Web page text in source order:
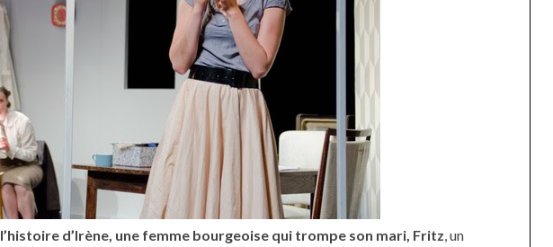
l’histoire d’Irène, une femme bourgeoise qui trompe son mari, Fritz, un